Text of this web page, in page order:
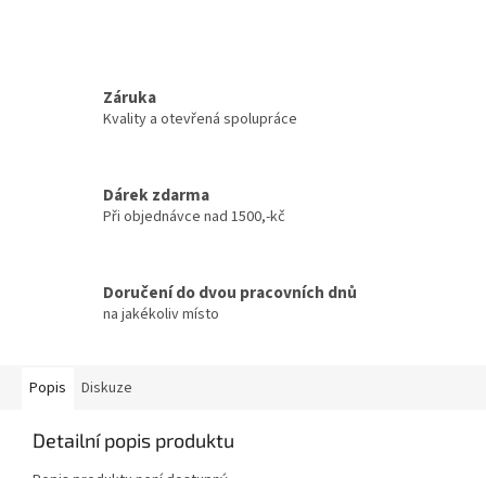
Záruka
Kvality a otevřená spolupráce
Dárek zdarma
Při objednávce nad 1500,-kč
Doručení do dvou pracovních dnů
na jakékoliv místo
Popis Diskuze
Detailní popis produktu